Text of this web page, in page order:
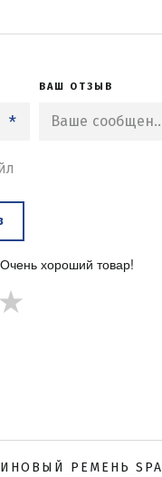
*
ВАШ ОТЗЫВ
хороший товар!
★
РЕМЕНЬ SPA